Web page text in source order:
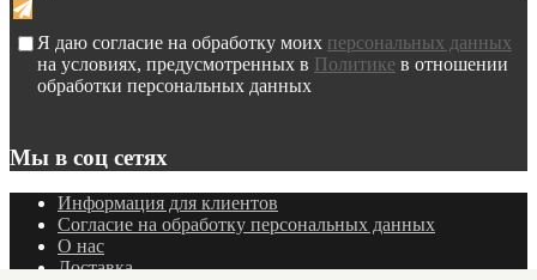
Я даю согласие на обработку моих персональных данных
на условиях, предусмотренных в Политике в отношении
обработки персональных данных
Мы в соц сетях
Информация для клиентов
Согласие на обработку персональных данных
О нас
Доставка